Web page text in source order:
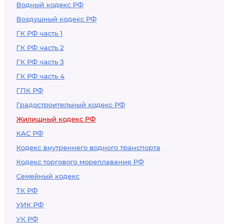
Водный кодекс РФ
Воздушный кодекс РФ
ГК РФ часть 1
ГК РФ часть 2
ГК РФ часть 3
ГК РФ часть 4
ГПК РФ
Градостроительный кодекс РФ
Жилищный кодекс РФ
КАС РФ
Кодекс внутреннего водного транспорта
Кодекс торгового мореплавания РФ
Семейный кодекс
ТК РФ
УИК РФ
УК РФ
системы